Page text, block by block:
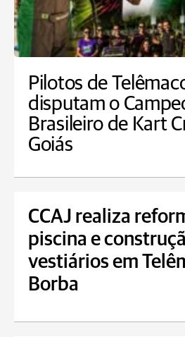
Pilotos de
disputam o
Brasileiro de Kart
Goiás
CCAJ realiza
piscina e
vestiários em
Borba